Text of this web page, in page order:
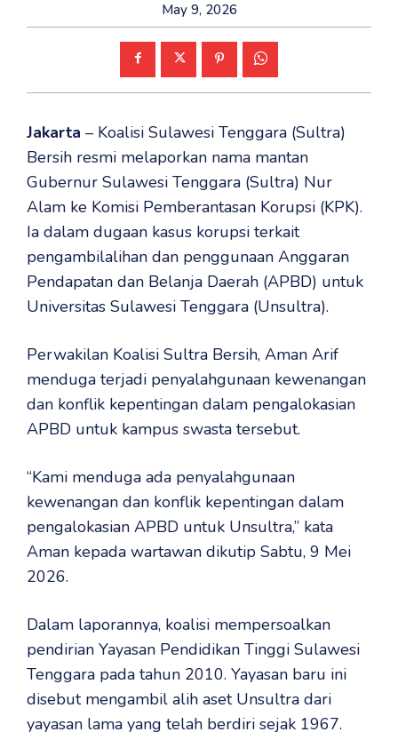
May 9, 2026
Jakarta – Koalisi Sulawesi Tenggara (Sultra)
Bersih resmi melaporkan nama mantan
Gubernur Sulawesi Tenggara (Sultra) Nur
Alam ke Komisi Pemberantasan Korupsi (KPK).
Ia dalam dugaan kasus korupsi terkait
pengambilalihan dan penggunaan Anggaran
Pendapatan dan Belanja Daerah (APBD) untuk
Universitas Sulawesi Tenggara (Unsultra).
Perwakilan Koalisi Sultra Bersih, Aman Arif
menduga terjadi penyalahgunaan kewenangan
dan konflik kepentingan dalam pengalokasian
APBD untuk kampus swasta tersebut.
“Kami menduga ada penyalahgunaan
kewenangan dan konflik kepentingan dalam
pengalokasian APBD untuk Unsultra,” kata
Aman kepada wartawan dikutip Sabtu, 9 Mei
2026.
Dalam laporannya, koalisi mempersoalkan
pendirian Yayasan Pendidikan Tinggi Sulawesi
Tenggara pada tahun 2010. Yayasan baru ini
disebut mengambil alih aset Unsultra dari
yayasan lama yang telah berdiri sejak 1967.